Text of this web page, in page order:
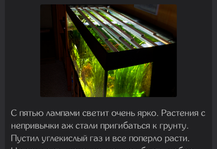
С пятью лампами светит очень ярко. Растения с
непривычки аж стали пригибаться к грунту.
Пустил углекислый газ и все поперло расти.